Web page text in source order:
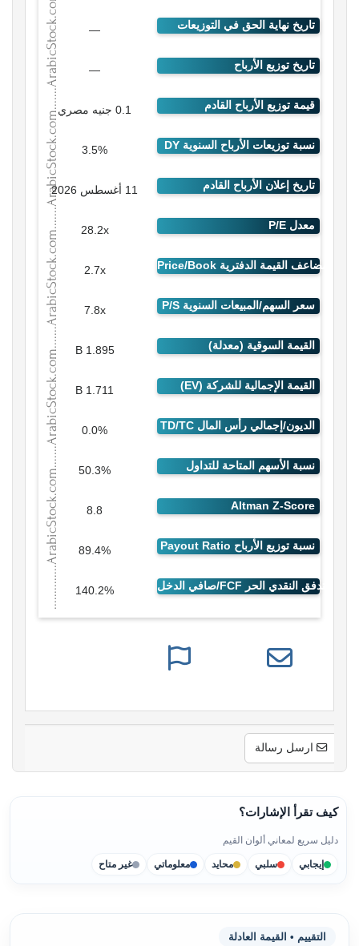
—
—
0.1 جنيه مصري
3.5%
11 أغسطس 2026
28.2x
2.7x
7.8x
1.895 B
1.711 B
0.0%
50.3%
8.8
89.4%
140.2%
ارسل رسالة
كيف تقرأ الإشارات؟
دليل سريع لمعاني ألوان القيم
إيجابي سلبي محايد معلوماتي غير متاح
التقييم • القيمة العادلة